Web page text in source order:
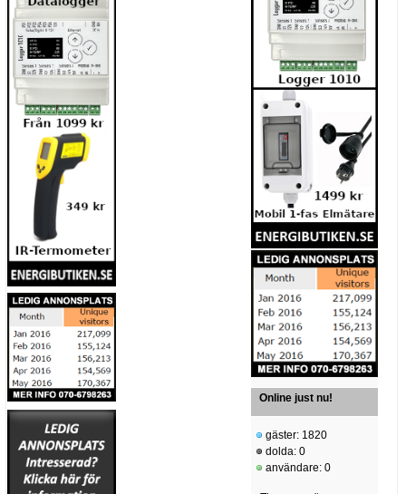
Online just nu!
gäster: 1820
dolda: 0
användare: 0